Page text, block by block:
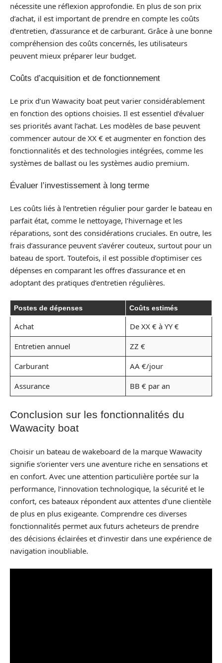
nécessite une réflexion approfondie. En plus de son prix
d’achat, il est important de prendre en compte les coûts
d’entretien, d’assurance et de carburant. Grâce à une bonne
compréhension des coûts concernés, les utilisateurs
peuvent mieux préparer leur budget.
Coûts d’acquisition et de fonctionnement
Le prix d’un Wawacity boat peut varier considérablement
en fonction des options choisies. Il est essentiel d’évaluer
ses priorités avant l’achat. Les modèles de base peuvent
commencer autour de XX € et augmenter en fonction des
fonctionnalités et des technologies intégrées, comme les
systèmes de ballast ou les systèmes audio premium.
Évaluer l’investissement à long terme
Les coûts liés à l’entretien régulier pour garder le bateau en
parfait état, comme le nettoyage, l’hivernage et les
réparations, sont des considérations cruciales. En outre, les
frais d’assurance peuvent s’avérer couteux, surtout pour un
bateau de sport. Toutefois, il est possible d’optimiser ces
dépenses en comparant les offres d’assurance et en
adoptant des pratiques d’entretien régulières.
Postes de dépenses Coûts estimés
Achat
De XX € à YY €
Entretien annuel
ZZ €
Carburant
AA €/jour
Assurance
BB € par an
Conclusion sur les fonctionnalités du
Wawacity boat
Choisir un bateau de wakeboard de la marque Wawacity
signifie s’orienter vers une aventure riche en sensations et
en confort. Avec une attention particulière portée sur la
performance, l’innovation technologique, la sécurité et le
confort, ces bateaux répondent aux attentes d’une clientèle
de plus en plus exigeante. Comprendre ces diverses
fonctionnalités permet aux futurs acheteurs de prendre
des décisions éclairées et d’investir dans une expérience de
navigation inoubliable.